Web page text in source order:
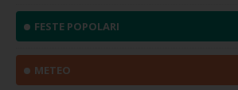
FESTE POPOLARI
METEO